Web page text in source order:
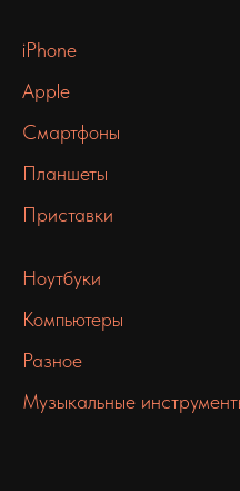
iPhone
Apple
Смартфоны
Планшеты
Приставки
Ноутбуки
Компьютеры
Разное
Музыкальные